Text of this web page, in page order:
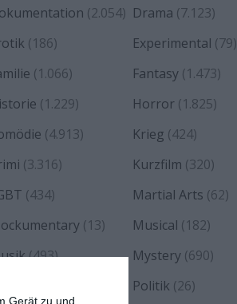
Gerät zu und
(2.054) Drama (7.123)
(186) Experimental (79)
(1.066) Fantasy (1.473)
(1.229) Horror (1.825)
(4.913) Krieg (424)
(3.316) Kurzfilm (320)
(434) Martial Arts (62)
(13) Musical (182)
(493) Mystery (690)
Politik (26)